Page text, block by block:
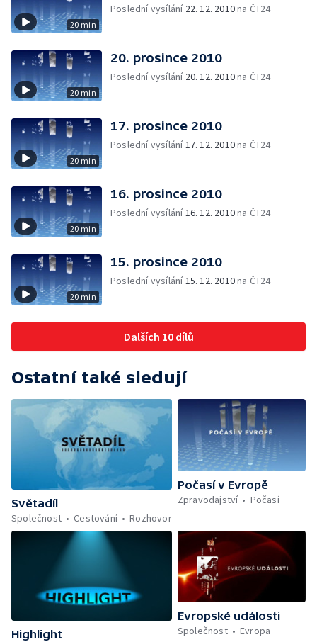
20 min
Poslední vysílání 22. 12. 2010na ČT24
20 min
20. prosince 2010
Poslední vysílání 20. 12. 2010na ČT24
20 min
17. prosince 2010
Poslední vysílání17. 12. 2010na ČT24
20 min
16. prosince 2010
Poslední vysílání16. 12. 2010na ČT24
20 min
15. prosince 2010
Poslední vysílání15. 12. 2010na ČT24
Dalších 10 dílů
Ostatní také sledují
Světadíl
Společnost
Cestování Rozhovor
Počasí v Evropě
Zpravodajství
Počasí
Highlight
Evropské události
Společnost
Evropa